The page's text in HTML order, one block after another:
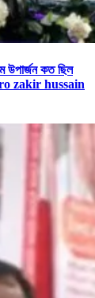
উপার্জন কত ছিল
zakir hussain